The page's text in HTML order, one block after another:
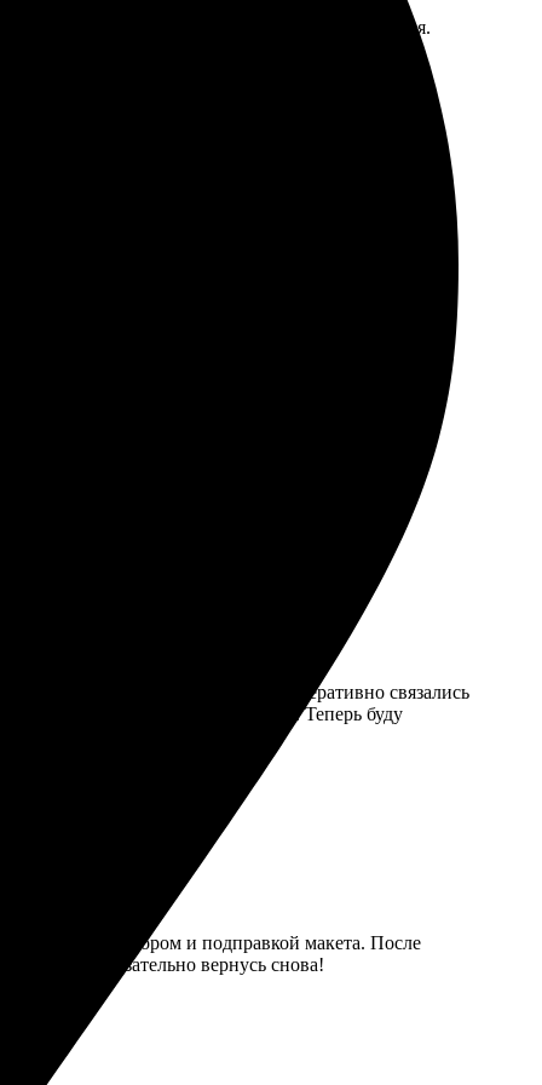
прост и удобен. Результат превзошёл ожидания.
всем!
Все этапы прошли без задержек. Результат
фото и указал детали. Оперативно связались
отлично вписался в интерьер. Теперь буду
помог с выбором и подправкой макета. После
совесть. Обязательно вернусь снова!